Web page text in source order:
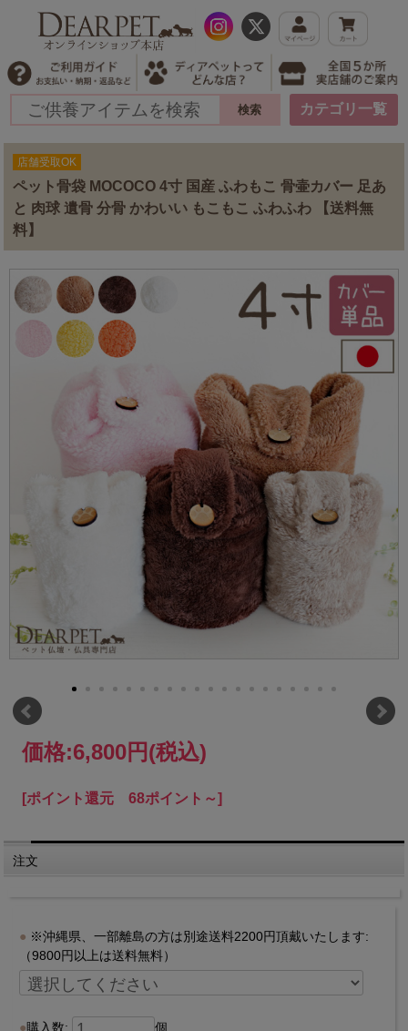
カテゴリ一覧
店舗受取OK
ペット骨袋 MOCOCO 4寸 国産 ふわもこ 骨壷カバー 足あ
と 肉球 遺骨 分骨 かわいい もこもこ ふわふわ 【送料無
料】
価格:6,800円(税込)
[ポイント還元 68ポイント～]
注文
※沖縄県、一部離島の方は別途送料2200円頂戴いたします:
（9800円以上は送料無料）
購入数: 個